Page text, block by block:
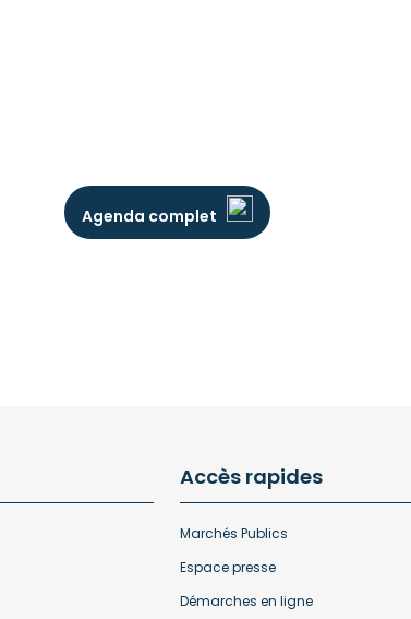
Agenda complet
Accès rapides
Marchés Publics
Espace presse
Démarches en ligne